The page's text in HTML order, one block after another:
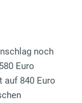
noch
Euro
auf 840 Euro